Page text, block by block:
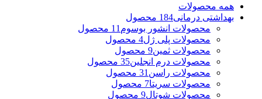
همه محصولات
بهداشتی درمانی184 محصول
محصولات انشور بوسوم 11 محصول
محصولات پلی ژل4 محصول
محصولات ثمین9 محصول
محصولات درم انجلین35 محصول
محصولات راسن 31 محصول
محصولات سریتا7 محصول
محصولات شوتال9 محصول